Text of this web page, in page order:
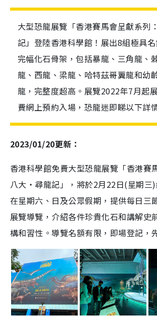
大型恐龍展覽「香港賽馬會呈獻系列
記」登陸香港科學館！展出8組極具
完幅化石骨架，包括暴龍、三角龍、
龍、西龍、梁龍、哈特茲哥翼龍和幼
龍，完整度超高。展覽2022年7月起
費網上預約入場，恐龍迷即睇以下詳
2023/01/20更新：
香港科學館免費大型恐龍展覽「香港賽
八大‧尋龍記」，將於2月22日(星期三
在星期六、日及公眾假期，提供每日三
展覽導覽，介紹各件珍貴化石和講解史
構和習性。導覽名額有限，即場登記，